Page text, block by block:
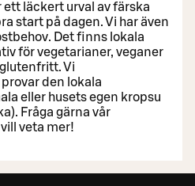
läckert urval av färska
start på dagen. Vi har även
Det finns lokala
för vegetarianer, veganer
Vi
den lokala
eller husets egen kropsu
Fråga gärna vår
veta mer!